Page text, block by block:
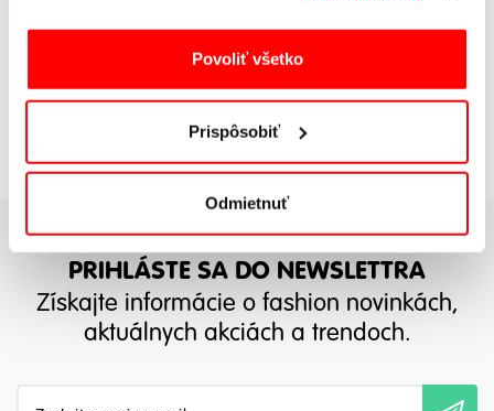
Povoliť všetko
Prispôsobiť
Odmietnuť
PRIHLÁSTE SA DO NEWSLETTRA
Získajte informácie o fashion novinkách,
aktuálnych akciách a trendoch.